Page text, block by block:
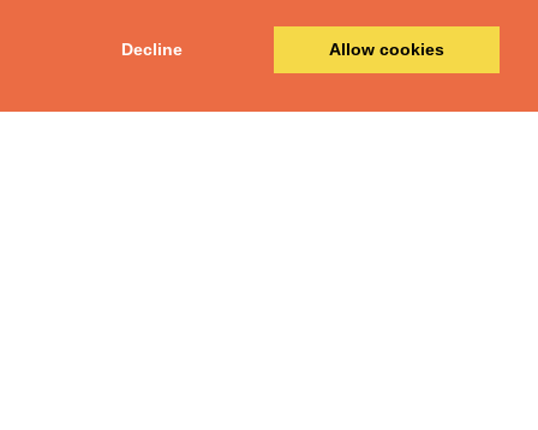
Decline Allow cookies